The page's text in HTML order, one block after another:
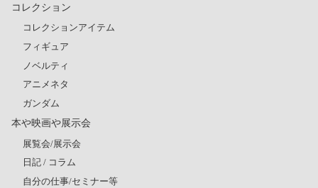
コレクション
コレクションアイテム
フィギュア
ノベルティ
アニメネタ
ガンダム
本や映画や展示会
展覧会/展示会
日記 / コラム
自分の仕事/セミナー等